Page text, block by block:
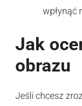
wpłynąć
Jak
obrazu
Jeśli chcesz